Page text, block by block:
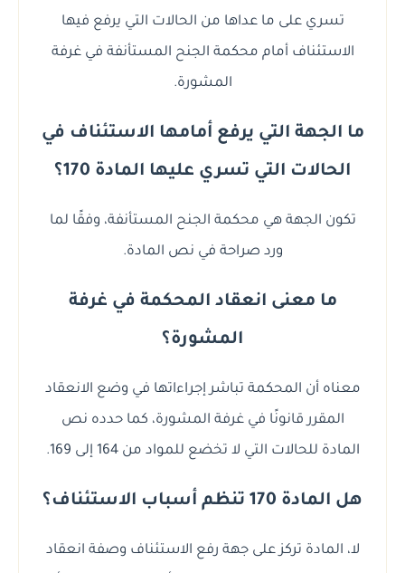
تسري على ما عداها من الحالات التي يرفع فيها
الاستئناف أمام محكمة الجنح المستأنفة في غرفة
المشورة.
ما الجهة التي يرفع أمامها الاستئناف في
الحالات التي تسري عليها المادة 170؟
تكون الجهة هي محكمة الجنح المستأنفة، وفقًا لما
ورد صراحة في نص المادة.
ما معنى انعقاد المحكمة في غرفة
المشورة؟
معناه أن المحكمة تباشر إجراءاتها في وضع الانعقاد
المقرر قانونًا في غرفة المشورة، كما حدده نص
المادة للحالات التي لا تخضع للمواد من 164 إلى 169.
هل المادة 170 تنظم أسباب الاستئناف؟
لا، المادة تركز على جهة رفع الاستئناف وصفة انعقاد